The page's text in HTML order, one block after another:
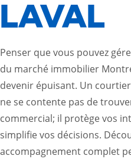
LAVAL
Penser que vous pouvez
du marché immobilier
devenir épuisant. Un
ne se contente pas de
commercial; il protège vos
simplifie vos décisions.
accompagnement complet